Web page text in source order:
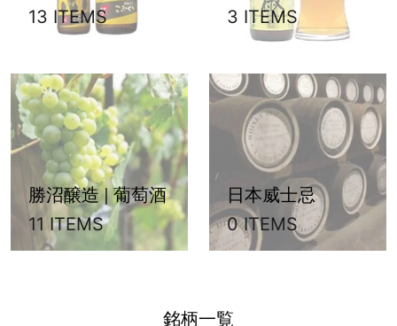
13 ITEMS
3 ITEMS
勝沼醸造 | 葡萄酒
11 ITEMS
日本威士忌
0 ITEMS
銘柄一覧